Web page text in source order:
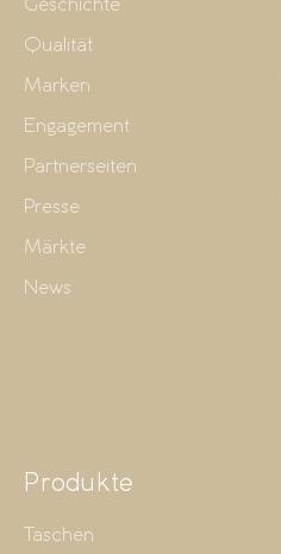
Geschichte
Qualität
Marken
Engagement
Partnerseiten
Presse
Märkte
News
Produkte
Taschen